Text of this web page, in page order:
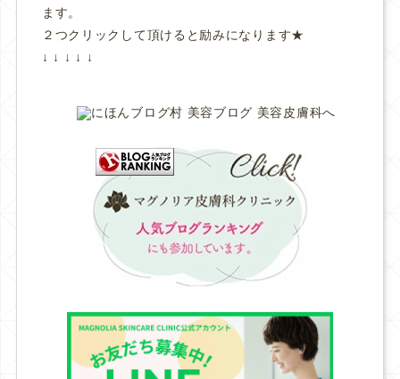
ます。
２つクリックして頂けると励みになります★
↓ ↓ ↓ ↓ ↓